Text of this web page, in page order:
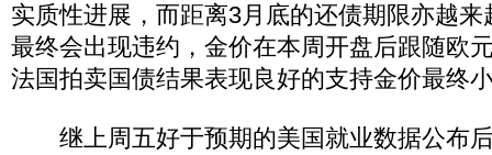
实质性进展，而距离3月底的还债期限亦越
最终会出现违约，金价在本周开盘后跟随欧
法国拍卖国债结果表现良好的支持金价最终
继上周五好于预期的美国就业数据公布